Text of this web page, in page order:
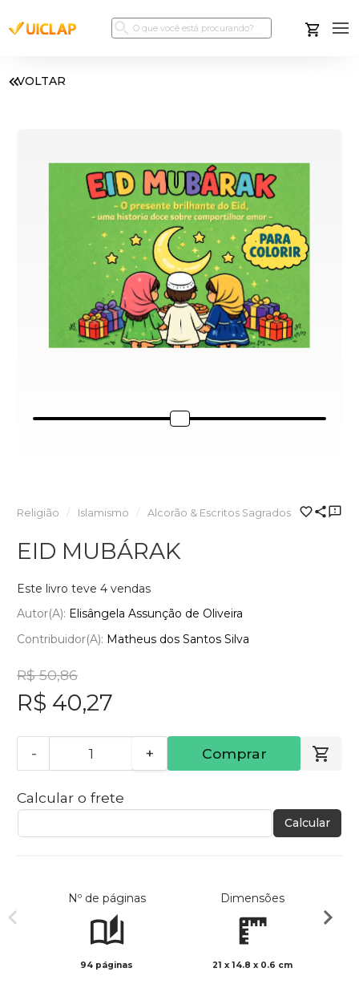
VOLTAR
Religião Islamismo Alcorão & Escritos Sagrados
EID MUBÁRAK
Este livro teve 4 vendas
Autor(a): Elisângela Assunção de Oliveira
Contribuidor(a): Matheus dos Santos Silva
R$ 50,86
R$ 40,27
- + Comprar
Calcular o frete
Calcular
Nº de páginas
94 páginas
Dimensões
21 x 14.8 x 0.6 cm